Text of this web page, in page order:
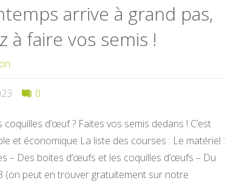
arrive à grand pas,
à faire vos semis !
0
coquilles d’œuf ? Faites vos semis dedans ! C’est
et économique La liste des courses : Le matériel :
– Des boites d’œufs et les coquilles d’œufs – Du
(on peut en trouver gratuitement sur notre